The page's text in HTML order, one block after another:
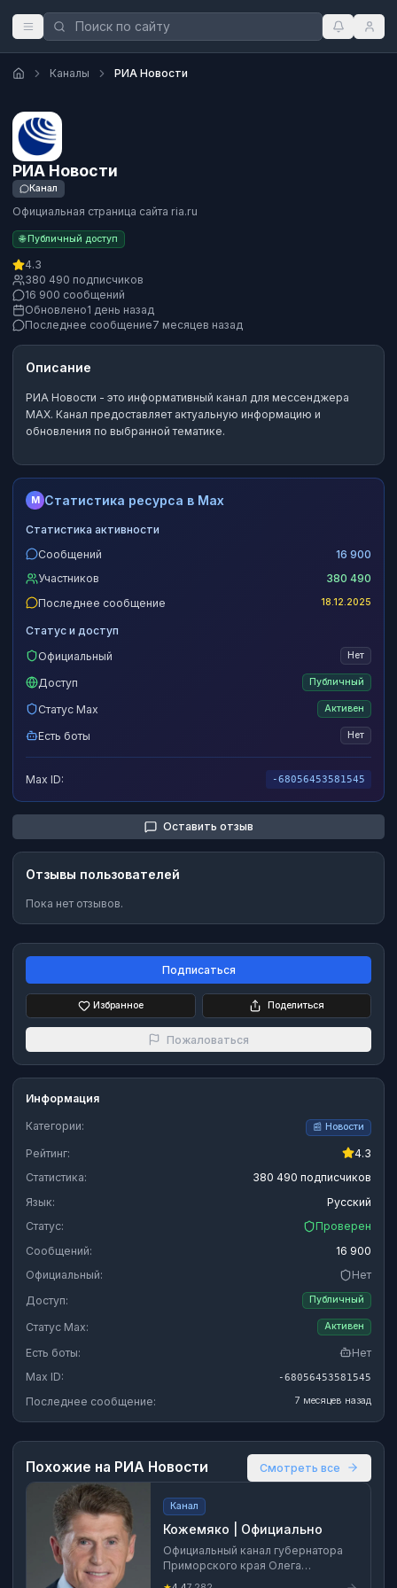
Каналы РИА Новости
РИА Новости
Канал
Официальная страница сайта ria.ru
🌐 Публичный доступ
4.3
380 490 подписчиков
16 900 сообщений
Обновлено1 день назад
Последнее сообщение7 месяцев назад
Описание
РИА Новости - это информативный канал для мессенджера
MAX. Канал предоставляет актуальную информацию и
обновления по выбранной тематике.
M Статистика ресурса в Max
Статистика активности
Сообщений
16 900
Участников
380 490
Последнее сообщение
18.12.2025
Статус и доступ
Официальный
Нет
Доступ Публичный
Статус Max Активен
Есть боты Нет
Max ID: -68056453581545
Оставить отзыв
Отзывы пользователей
Пока нет отзывов.
Подписаться
Избранное Поделиться
Пожаловаться
Информация
Категории: 📰 Новости
Рейтинг:
4.3
Статистика:
380 490 подписчиков
Язык:
Русский
Статус:
Проверен
Сообщений:
16 900
Официальный:
Нет
Доступ:
Публичный
Статус Max: Активен
Есть боты:
Нет
Max ID:
-68056453581545
Последнее сообщение: 7 месяцев назад
Похожие на РИА Новости Смотреть все
Канал
Кожемяко | Официально
Официальный канал губернатора
Приморского края Олега